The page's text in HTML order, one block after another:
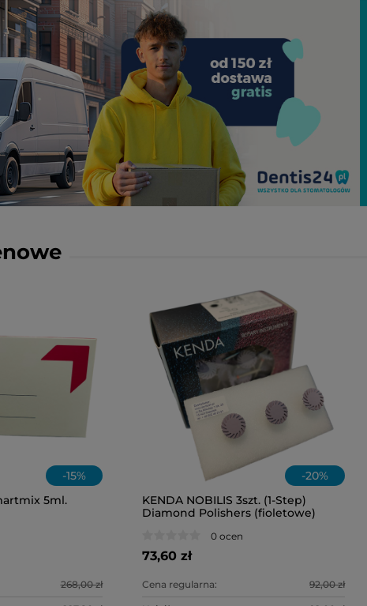
-15%
5ml.
268,00 zł
-20%
KENDA NOBILIS 3szt. (1-Step)
Diamond Polishers (fioletowe)
0 ocen
73,60 zł
Cena regularna: 92,00 zł